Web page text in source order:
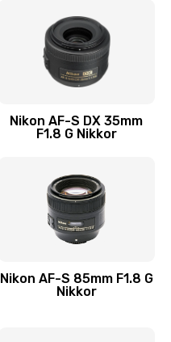
Nikon AF-S DX 35mm
F1.8 G Nikkor
Nikon AF-S 85mm F1.8 G
Nikkor